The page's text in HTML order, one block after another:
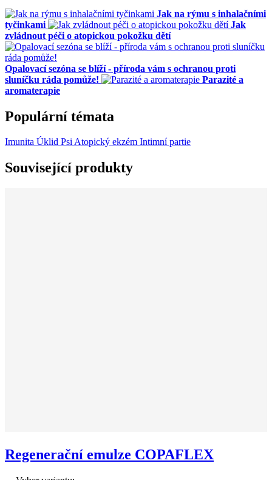
Jak na rýmu s inhalačními
tyčinkami
Jak
zvládnout péči o atopickou pokožku dětí
Opalovací sezóna se blíží - příroda vám s ochranou proti
sluníčku ráda pomůže!
Parazité a
aromaterapie
Populární témata
Imunita Úklid PsiAtopický ekzém Intimní partie
Související produkty
Regenerační emulze COPAFLEX